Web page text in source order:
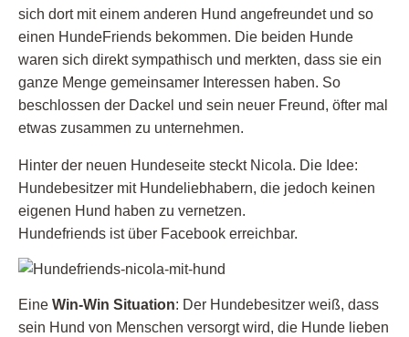
sich dort mit einem anderen Hund angefreundet und so
einen HundeFriends bekommen. Die beiden Hunde
waren sich direkt sympathisch und merkten, dass sie ein
ganze Menge gemeinsamer Interessen haben. So
beschlossen der Dackel und sein neuer Freund, öfter mal
etwas zusammen zu unternehmen.
Hinter der neuen Hundeseite steckt Nicola. Die Idee:
Hundebesitzer mit Hundeliebhabern, die jedoch keinen
eigenen Hund haben zu vernetzen.
Hundefriends ist über Facebook erreichbar.
Eine Win-Win Situation: Der Hundebesitzer weiß, dass
sein Hund von Menschen versorgt wird, die Hunde lieben